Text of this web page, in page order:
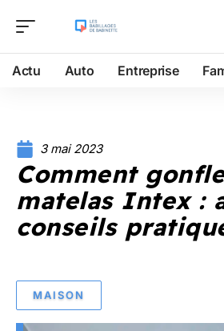
Actu Auto Entreprise
3 mai 2023
Comment
matelas Intex :
conseils
MAISON